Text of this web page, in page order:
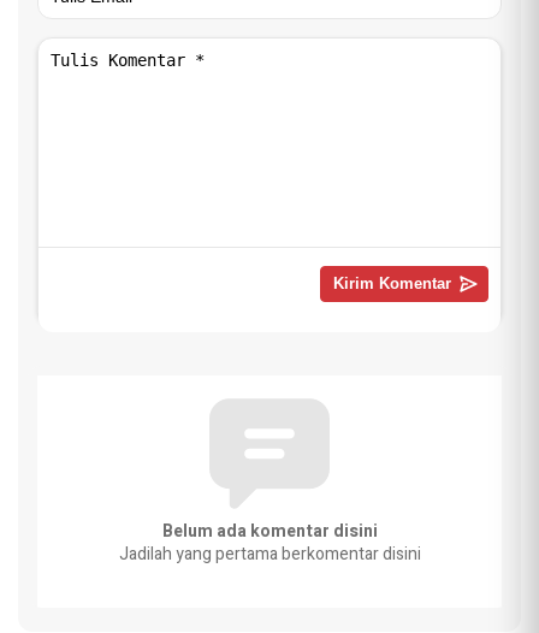
Belum ada komentar disini
Jadilah yang pertama berkomentar disini